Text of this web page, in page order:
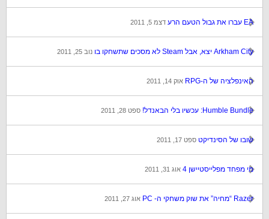
EA עברו את גבול הטעם הרע דצמ 5, 2011
Arkham City יצא, אבל Steam לא מסכים שתשחקו בו נוב 25, 2011
האינפלציה של ה-RPG אוק 14, 2011
Humble Bundle: עכשיו בלי הבאנדל! ספט 28, 2011
שובו של הסינדיקט ספט 17, 2011
מי מפחד מפלייסטיישן 4 אוג 31, 2011
Razer “מחיה” את שוק משחקי ה- PC אוג 27, 2011